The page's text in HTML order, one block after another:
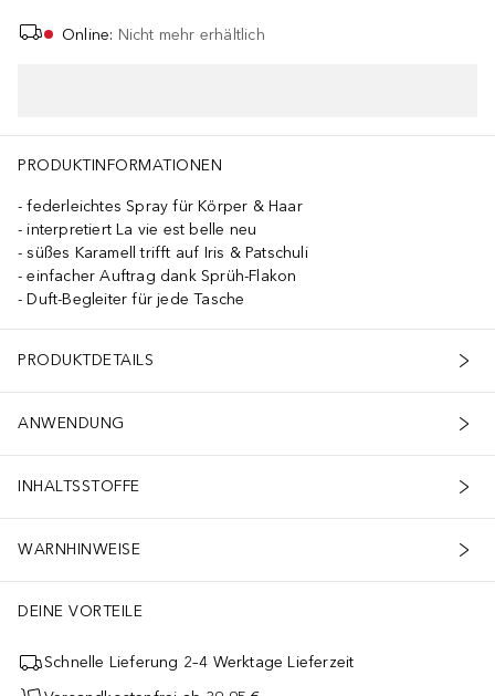
Online: Nicht mehr erhältlich
PRODUKTINFORMATIONEN
federleichtes Spray für Körper & Haar
interpretiert La vie est belle neu
süßes Karamell trifft auf Iris & Patschuli
einfacher Auftrag dank Sprüh-Flakon
Duft-Begleiter für jede Tasche
PRODUKTDETAILS
ANWENDUNG
INHALTSSTOFFE
WARNHINWEISE
DEINE VORTEILE
Schnelle Lieferung 2–4 Werktage Lieferzeit